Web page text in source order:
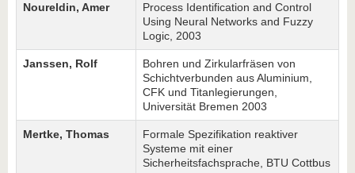
Noureldin, Amer
Process Identification and Control
Using Neural Networks and Fuzzy
Logic, 2003
Janssen, Rolf
Bohren und Zirkularfräsen von
Schichtverbunden aus Aluminium,
CFK und Titanlegierungen,
Universität Bremen 2003
Mertke, Thomas
Formale Spezifikation reaktiver
Systeme mit einer
Sicherheitsfachsprache, BTU Cottbus